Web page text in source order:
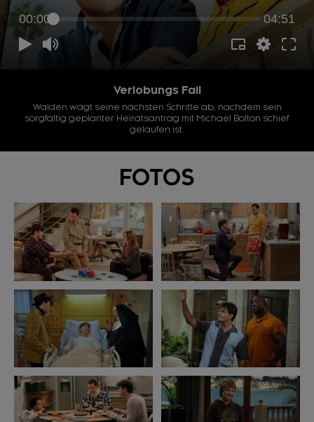
00:00 04:51
Verlobungs Fail
Walden wägt seine nächsten Schritte ab, nachdem sein
sorgfältig geplanter Heiratsantrag mit Michael Bolton schief
gelaufen ist.
FOTOS